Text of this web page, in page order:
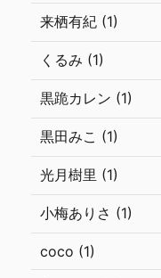
来栖有紀 (1)
くるみ (1)
黒跪カレン (1)
黒田みこ (1)
光月樹里 (1)
小梅ありさ (1)
coco (1)